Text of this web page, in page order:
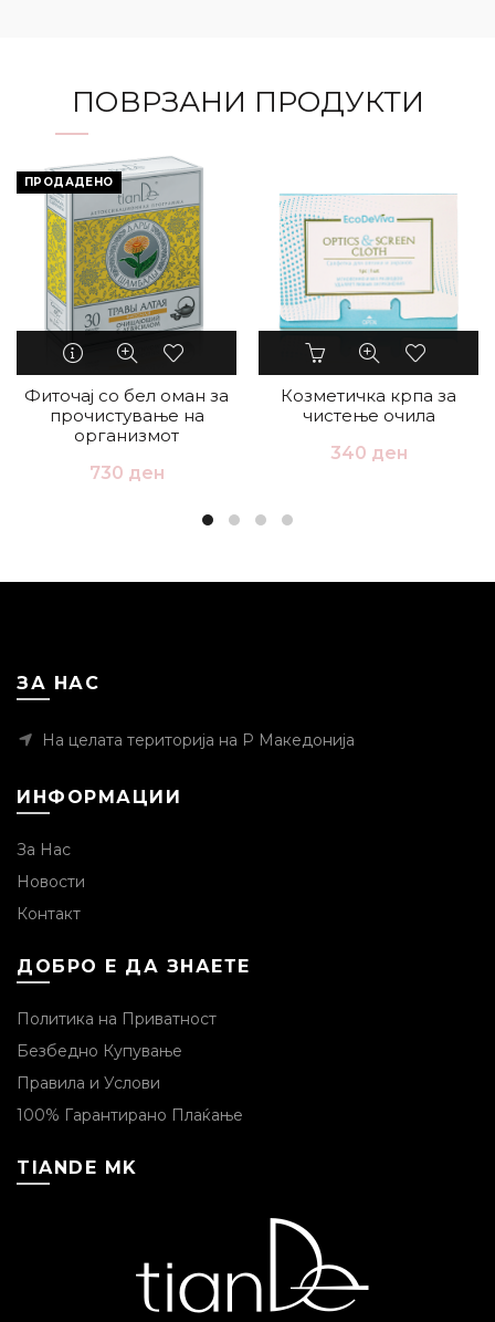
ПОВРЗАНИ ПРОДУКТИ
ПРОДАДЕНО
Фиточај со бел оман за
прочистување на
организмот
730 ден
Козметичка крпа за
чистење очила
340 ден
ЗА НАС
На целата територија на Р Македонија
ИНФОРМАЦИИ
За Нас
Новости
Контакт
ДОБРО Е ДА ЗНАЕТЕ
Политика на Приватност
Безбедно Купување
Правила и Услови
100% Гарантирано Плаќање
TIANDE MK